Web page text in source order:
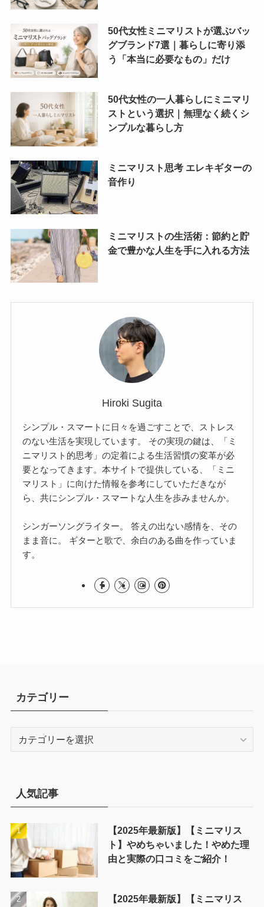
50代女性ミニマリストが選ぶバッ
グブランド7選｜暮らしに寄り添
う「本当に必要なもの」だけ
50代女性の一人暮らしにミニマリ
ストという選択｜無理なく続くシ
ンプルな暮らし方
ミニマリスト思考 エレキギターの
音作り
ミニマリストの生活術：節約と貯
金で豊かな人生を手に入れる方法
Hiroki Sugita
シンプル・スマートに日々を過ごすことで、ストレス
のない生活を実現しています。 その実現の鍵は、「ミ
ニマリスト的思考」の定着による生活習慣の変革が必
要となってきます。本サイトで提供している、「ミニ
マリスト」に向けた情報を参考にしていただきなが
ら、共にシンプル・スマートな人生を歩みませんか。
シンガーソングライター。 答えの出ない感情を、その
まま音に。 ギターと歌で、余白のある曲を作っていま
す。
カテゴリー
ー人気記事
【2025年最新版】【ミニマリス
ト】やめちゃいました！やめた理
由と実際の口コミをご紹介！
【2025年最新版】【ミニマリス